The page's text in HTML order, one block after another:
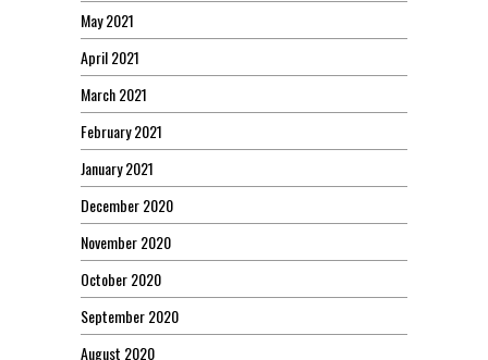
May 2021
April 2021
March 2021
February 2021
January 2021
December 2020
November 2020
October 2020
September 2020
August 2020